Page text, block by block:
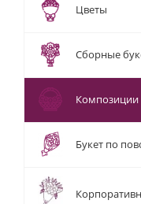
Цветы
Сборные
Композиции
Букет по